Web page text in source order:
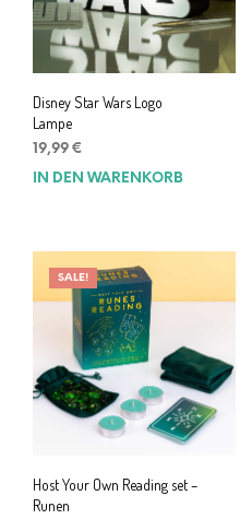
Disney Star Wars Logo
Lampe
19,99 €
IN DEN WARENKORB
SALE!
Host Your Own Reading set –
Runen